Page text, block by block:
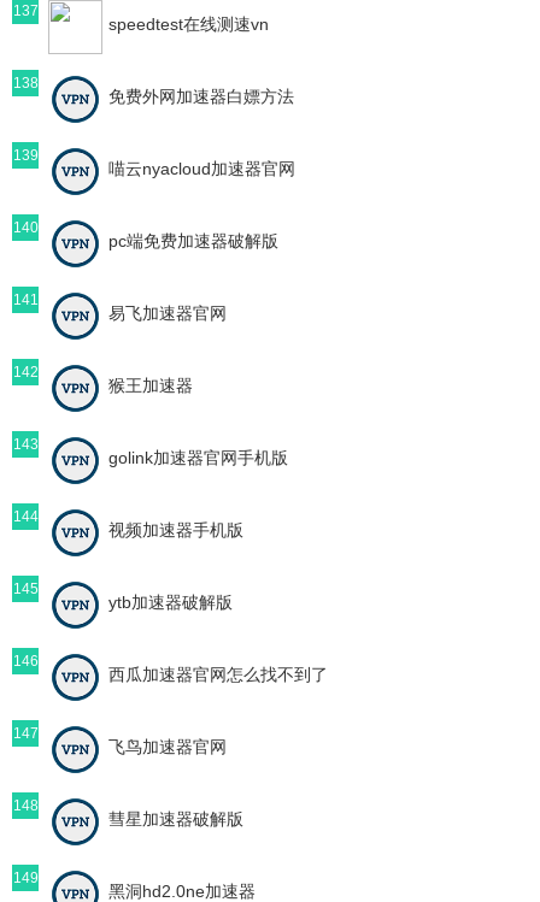
137
speedtest在线测速vn
138
免费外网加速器白嫖方法
139
喵云nyacloud加速器官网
140
pc端免费加速器破解版
141
易飞加速器官网
142
猴王加速器
143
golink加速器官网手机版
144
视频加速器手机版
145
ytb加速器破解版
146
西瓜加速器官网怎么找不到了
147
飞鸟加速器官网
148
彗星加速器破解版
149
黑洞hd2.0ne加速器